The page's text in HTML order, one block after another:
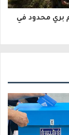
بري محدود في